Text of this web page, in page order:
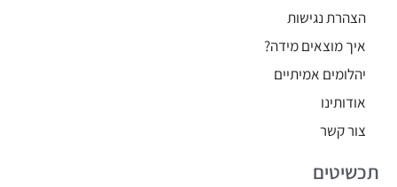
הצהרת נגישות
איך מוצאים מידה?
יהלומים אמיתיים
אודותינו
צור קשר
תכשיטים